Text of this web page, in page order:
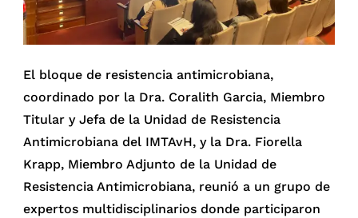
El bloque de resistencia antimicrobiana,
coordinado por la Dra. Coralith Garcia, Miembro
Titular y Jefa de la Unidad de Resistencia
Antimicrobiana del IMTAvH, y la Dra. Fiorella
Krapp, Miembro Adjunto de la Unidad de
Resistencia Antimicrobiana, reunió a un grupo de
expertos multidisciplinarios donde participaron